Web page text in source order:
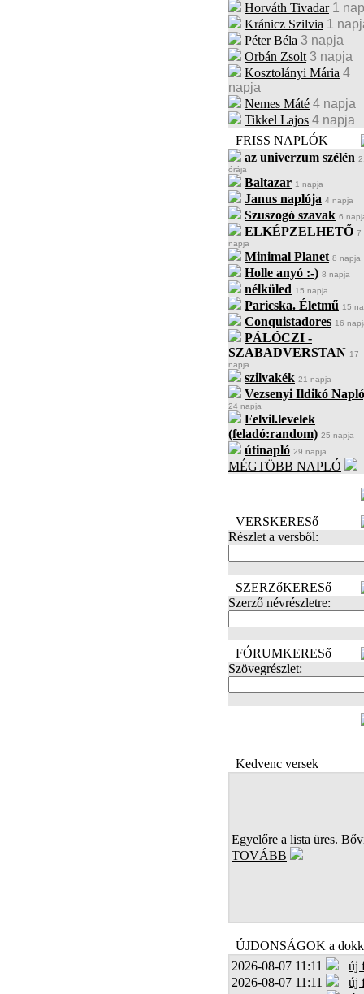
Horváth Tivadar 1
Kránicz Szilvia 1
Péter Béla 3 napja
Orbán Zsolt 3 napja
Kosztolányi Mária 4
napja
Nemes Máté 4 napja
Tikkel Lajos 4 napja
FRISS NAPLÓK
az univerzum szélén
órája
Baltazar 1 napja
Janus naplója 4 napja
Szuszogó szavak 6
ELKÉPZELHETŐ 7
napja
Minimal Planet 8 napja
Holle anyó :-) 8 napja
nélküled 15 napja
Paricska. Életmű 15
Conquistadores 16
PÁLÓCZI -
SZABADVERSTAN 17
napja
szilvakék 21 napja
Vezsenyi Ildikó
24 napja
Felvil.levelek
(feladó:random) 25 napja
útinapló 29 napja
MÉGTÖBB NAPLÓ
VERSKERESő
Részlet a versből:
SZERZőKERESő
Szerző névrészletre:
FÓRUMKERESő
Szövegrészlet:
Kedvenc versek
Egyelőre a lista üres.
TOVÁBB
ÚJDONSÁGOK a
2026-08-07 11:11
új
2026-08-07 11:11
új